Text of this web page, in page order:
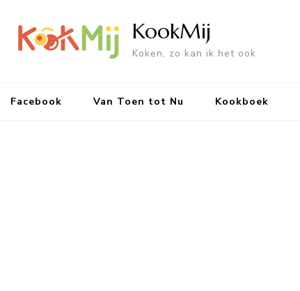
KookMij
Koken, zo kan ik het ook
Facebook Van Toen tot Nu Kookboek